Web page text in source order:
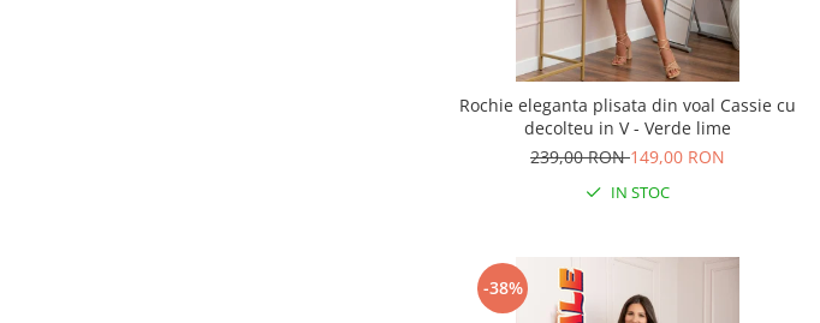
Rochie eleganta plisata din voal Cassie cu
decolteu in V - Verde lime
239,00 RON149,00 RON
IN STOC
-38%